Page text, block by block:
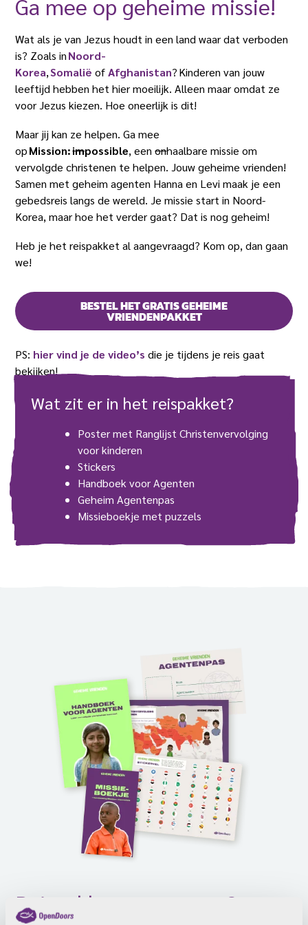
Ga mee op geheime missie!
Wat als je van Jezus houdt in een land waar dat verboden
is? Zoals inNoord-
Korea,Somalië ofAfghanistan? Kinderen van jouw
leeftijd hebben het hier moeilijk. Alleen maar omdat ze
voor Jezus kiezen. Hoe oneerlijk is dit!
Maar jij kan ze helpen. Ga mee
opMission:impossible, eenonhaalbare missie om
vervolgde christenen te helpen. Jouw geheime vrienden!
Samen met geheim agenten Hanna en Levi maak je een
gebedsreis langs de wereld. Je missie start in Noord-
Korea, maar hoe het verder gaat? Dat is nog geheim!
Heb je het reispakket al aangevraagd? Kom op, dan gaan
we!
BESTEL HET GRATIS GEHEIME
VRIENDENPAKKET
PS: hier vind je de video’s die je tijdens je reis gaat
bekijken!
Wat zit er in het reispakket?
Poster met Ranglijst Christenvervolging
voor kinderen
Stickers
Handboek voor Agenten
Geheim Agentenpas
Missieboekje met puzzels
Reispakket ontvangen?